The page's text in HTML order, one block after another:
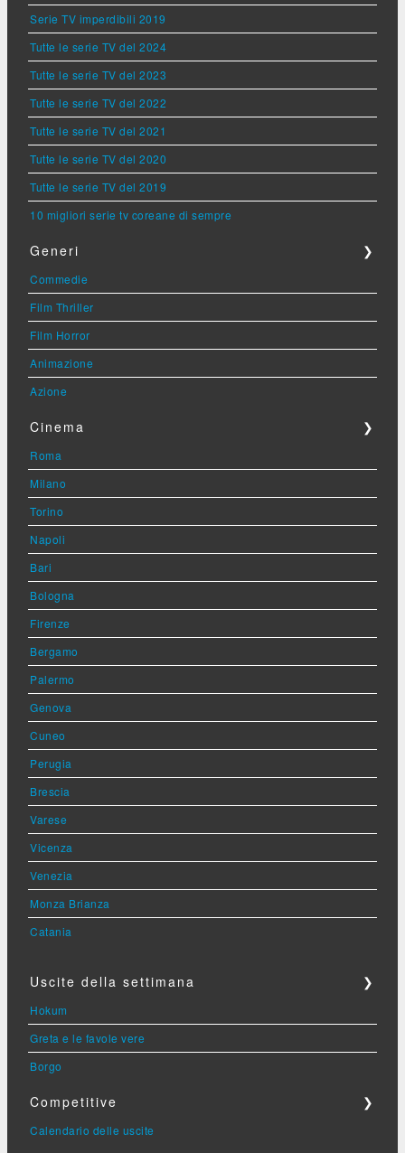
Serie TV imperdibili 2019
Tutte le serie TV del 2024
Tutte le serie TV del 2023
Tutte le serie TV del 2022
Tutte le serie TV del 2021
Tutte le serie TV del 2020
Tutte le serie TV del 2019
10 migliori serie tv coreane di sempre
Generi ❯
Commedie
Film Thriller
Film Horror
Animazione
Azione
Cinema ❯
Roma
Milano
Torino
Napoli
Bari
Bologna
Firenze
Bergamo
Palermo
Genova
Cuneo
Perugia
Brescia
Varese
Vicenza
Venezia
Monza Brianza
Catania
Uscite della settimana ❯
Hokum
Greta e le favole vere
Borgo
Competitive ❯
Calendario delle uscite